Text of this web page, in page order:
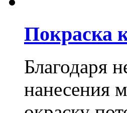
Покраска
Благодаря
нанесения